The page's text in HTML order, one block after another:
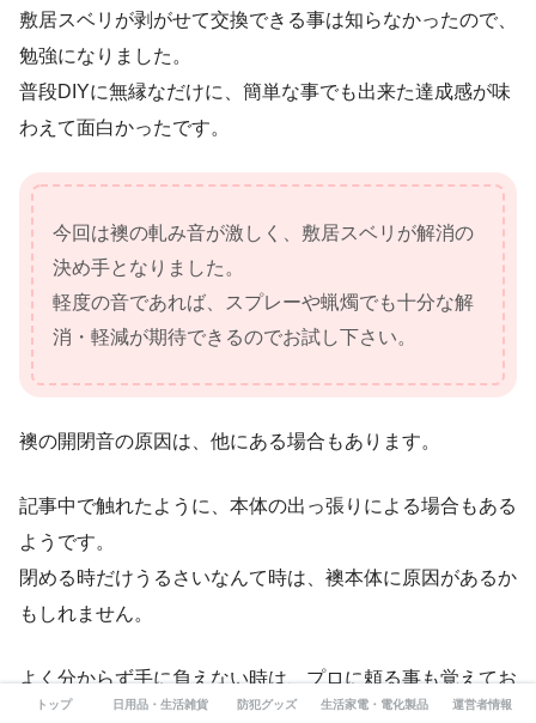
敷居スベリが剥がせて交換できる事は知らなかったので、
勉強になりました。
普段DIYに無縁なだけに、簡単な事でも出来た達成感が味
わえて面白かったです。
今回は襖の軋み音が激しく、敷居スベリが解消の
決め手となりました。
軽度の音であれば、スプレーや蝋燭でも十分な解
消・軽減が期待できるのでお試し下さい。
襖の開閉音の原因は、他にある場合もあります。
記事中で触れたように、本体の出っ張りによる場合もある
ようです。
閉める時だけうるさいなんて時は、襖本体に原因があるか
もしれません。
よく分からず手に負えない時は、プロに頼る事も覚えてお
きましょう。
トップ 日用品・生活雑貨 防犯グッズ 生活家電・電化製品 運営者情報